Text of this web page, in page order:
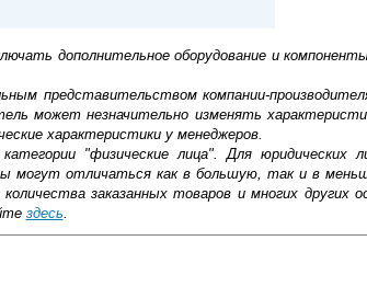
дополнительное оборудование и
представительством компании-
может незначительно изменять
характеристики у менеджеров.
"физические лица". Для юридических
могут отличаться как в большую, так и в
заказанных товаров и многих других
здесь